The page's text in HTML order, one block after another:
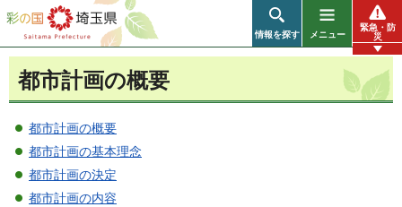
彩の国 埼玉県
情報を探す メニュー
緊急・防
災
都市計画の概要
都市計画の概要
都市計画の基本理念
都市計画の決定
都市計画の内容